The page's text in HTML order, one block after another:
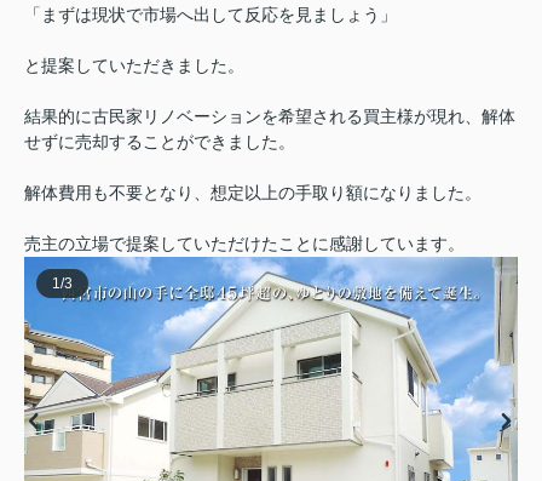
「まずは現状で市場へ出して反応を見ましょう」
と提案していただきました。
結果的に古民家リノベーションを希望される買主様が現れ、解体
せずに売却することができました。
解体費用も不要となり、想定以上の手取り額になりました。
売主の立場で提案していただけたことに感謝しています。
1/3